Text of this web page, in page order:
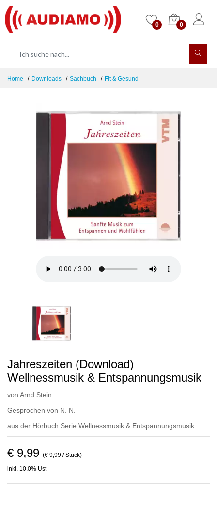
0 0
Home Downloads Sachbuch Fit & Gesund
Jahreszeiten (Download)
Wellnessmusik & Entspannungsmusik
von Arnd Stein
Gesprochen von N. N.
aus der Hörbuch Serie Wellnessmusik & Entspannungsmusik
€ 9,99 (€ 9,99 / Stück)
inkl. 10,0% Ust